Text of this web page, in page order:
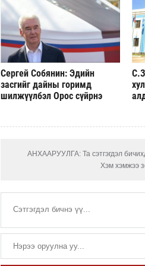
Сергей Собянин: Эдийн
засгийг дайны горимд
шилжүүлбэл Орос сүйрнэ
АНХААРУУЛГА: Та сэтгэгдэл
Хэм хэмжээ